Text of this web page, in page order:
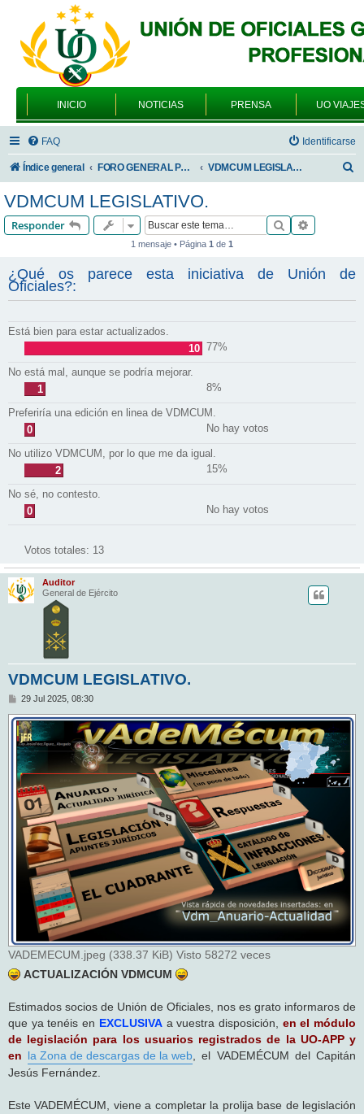
INICIO NOTICIAS PRENSA UO
FAQ Identificarse
Índice general FORO GENERAL PARA TODOS LOS USUARIOS VDMCUM LEGISLATIVO.
r
VDMCUM LEGISLATIVO.
Responder Buscar
1 mensaje • Página 1 de 1
¿Qué os parece esta iniciativa de Unión de
Oficiales?:
Está bien para estar actualizados.
10 77%
No está mal, aunque se podría mejorar.
1
8%
Preferiría una edición en linea de VDMCUM.
0
No hay votos
No utilizo VDMCUM, por lo que me da igual.
2
15%
No sé, no contesto.
0
No hay votos
Votos totales: 13
Auditor
General de Ejército
VDMCUM LEGISLATIVO.
M
n
s
a
j
e
29 Jul 2025, 08:30
VADEMECUM.jpeg (338.37 KiB) Visto 58272 veces
ACTUALIZACIÓN VDMCUM
Estimados socios de Unión de Oficiales, nos es grato informaros de
que ya tenéis en EXCLUSIVAa vuestra disposición, en el módulo
de legislación para los usuarios registrados de la UO-APP y
en la Zona de descargas de la web, el VADEMÉCUM del Capitán
Jesús Fernández.
Este VADEMÉCUM, viene a completar la prolija base de legislación